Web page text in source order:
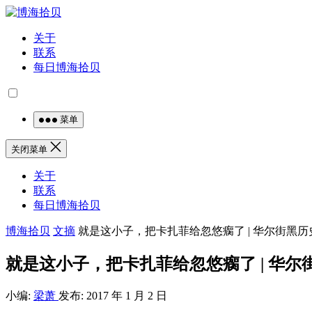
关于
联系
每日博海拾贝
菜单
关闭菜单
关于
联系
每日博海拾贝
博海拾贝 文摘 就是这小子，把卡扎菲给忽悠瘸了 | 华尔街黑历
就是这小子，把卡扎菲给忽悠瘸了 | 华尔
小编: 梁萧 发布: 2017 年 1 月 2 日